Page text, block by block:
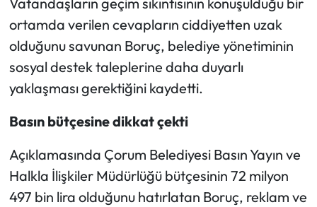
ortamda verilen cevapların ciddiyetten uzak
olduğunu savunan Boruç, belediye yönetiminin
sosyal destek taleplerine daha duyarlı
yaklaşması gerektiğini kaydetti.
Basın bütçesine dikkat çekti
Açıklamasında Çorum Belediyesi Basın Yayın ve
Halkla İlişkiler Müdürlüğü bütçesinin 72 milyon
497 bin lira olduğunu hatırlatan Boruç, reklam ve
Sağlık
Siyaset
Spor
Sungurlu Haberleri
Turizm
Uğurludağ Haberleri